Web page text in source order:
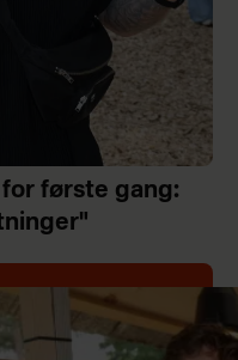
første gang: